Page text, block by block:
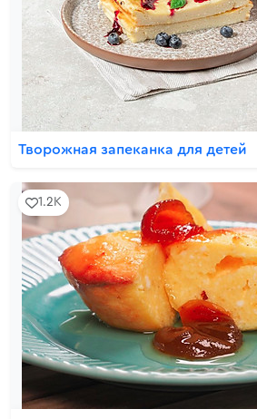
Творожная запеканка для детей
1.2K